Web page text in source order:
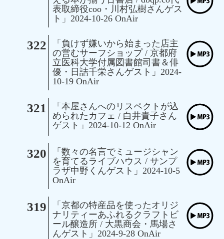
表取締役coo・川村弘樹さんゲス
ト」2024-10-26 OnAir
322
「負けず嫌いから始まった店主
の営むサーフショップ / 京都府
立医科大学付属図書館司書＆俳
優・日詰千栄さんゲスト」2024-
10-19 OnAir
321
「本屋さんへのリスペクトが込
められたカフェ / 白井貴子さん
ゲスト」2024-10-12 OnAir
320
「数々の名言でミュージシャン
を育てるライブハウス / サンプ
ラザ中野くんゲスト」2024-10-5
OnAir
319
「京都の特産品を使ったオリジ
ナリティーあふれるクラフトビ
ール醸造所 / 大黒商会・馬場さ
んゲスト」2024-9-28 OnAir